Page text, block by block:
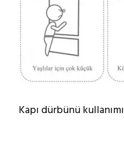
Kapı dürbünü kullanımı